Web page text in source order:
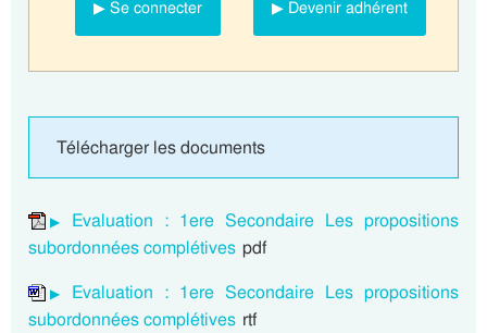
▶ Se connecter ▶ Devenir adhérent
Télécharger les documents
Evaluation : 1ere Secondaire Les propositions
subordonnées complétives pdf
Evaluation : 1ere Secondaire Les propositions
subordonnées complétives rtf